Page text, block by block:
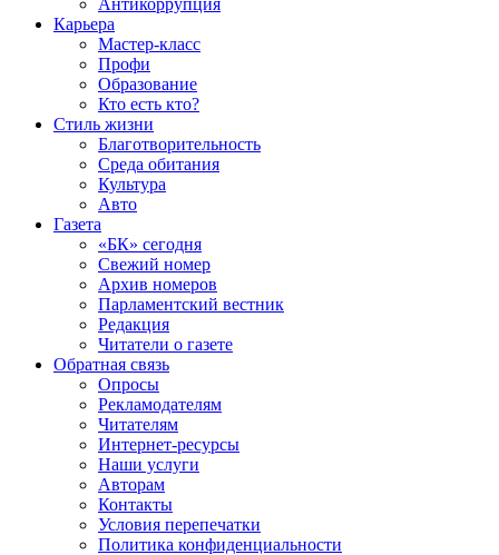
Антикоррупция
Карьера
Мастер-класс
Профи
Образование
Кто есть кто?
Стиль жизни
Благотворительность
Среда обитания
Культура
Авто
Газета
«БК» сегодня
Свежий номер
Архив номеров
Парламентский вестник
Редакция
Читатели о газете
Обратная связь
Опросы
Рекламодателям
Читателям
Интернет-ресурсы
Наши услуги
Авторам
Контакты
Условия перепечатки
Политика конфиденциальности